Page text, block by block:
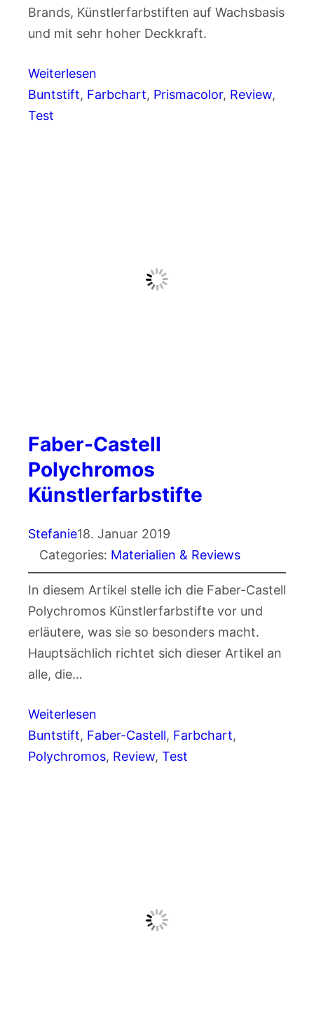
Brands, Künstlerfarbstiften auf Wachsbasis
und mit sehr hoher Deckkraft.
Weiterlesen
Buntstift, Farbchart, Prismacolor, Review
Test
Faber-Castell
Polychromos
Künstlerfarbstifte
Stefanie18. Januar 2019
Categories: Materialien & Reviews
In diesem Artikel stelle ich die Faber-Castell
Polychromos Künstlerfarbstifte vor und
erläutere, was sie so besonders macht.
Hauptsächlich richtet sich dieser Artikel an
alle, die…
Weiterlesen
Buntstift, Faber-Castell, Farbchart
Polychromos, Review, Test